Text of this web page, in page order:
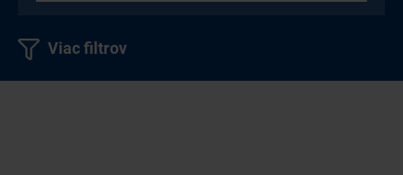
Viac filtrov